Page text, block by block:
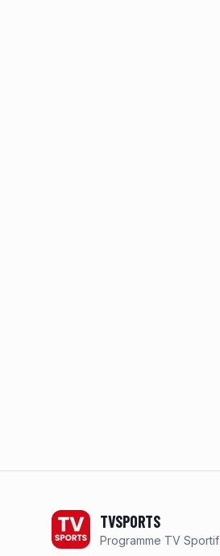
TVSPORTS
Programme TV Sportif